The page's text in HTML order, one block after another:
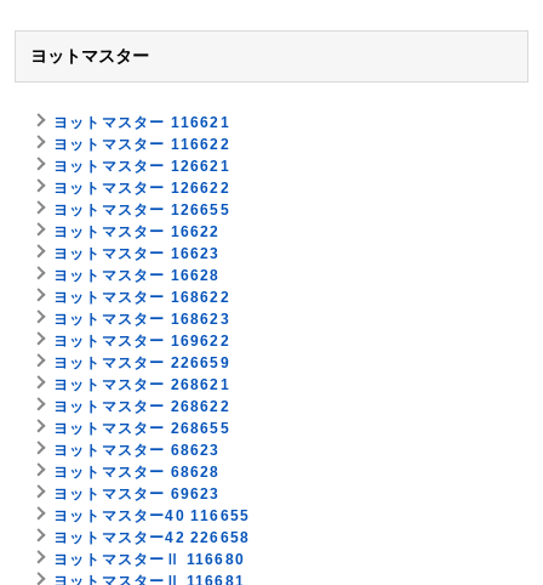
ヨットマスター
ヨットマスター 116621
ヨットマスター 116622
ヨットマスター 126621
ヨットマスター 126622
ヨットマスター 126655
ヨットマスター 16622
ヨットマスター 16623
ヨットマスター 16628
ヨットマスター 168622
ヨットマスター 168623
ヨットマスター 169622
ヨットマスター 226659
ヨットマスター 268621
ヨットマスター 268622
ヨットマスター 268655
ヨットマスター 68623
ヨットマスター 68628
ヨットマスター 69623
ヨットマスター40 116655
ヨットマスター42 226658
ヨットマスターⅡ 116680
ヨットマスターⅡ 116681